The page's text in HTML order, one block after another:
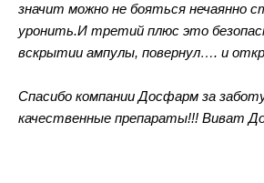
значит можно не бояться нечаянно
уронить.И третий плюс это
вскрытии ампулы, повернул…. и
Спасибо компании Досфарм за
качественные препараты!!! Виват